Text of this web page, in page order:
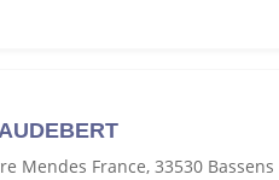
Mendes France, 33530 Bassens